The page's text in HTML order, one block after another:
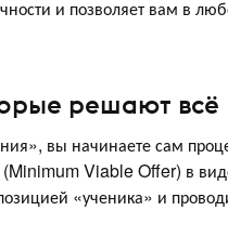
и позволяет вам в
решают всё
вы начинаете сам
Viable Offer) в
«ученика» и